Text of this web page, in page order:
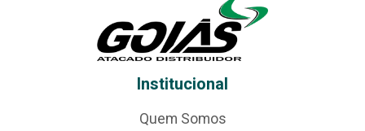
Institucional
Quem Somos